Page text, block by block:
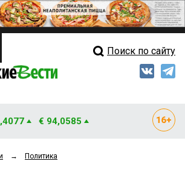
Свежий выпускПоиск по сайту
€ 94,0585
→ Политика